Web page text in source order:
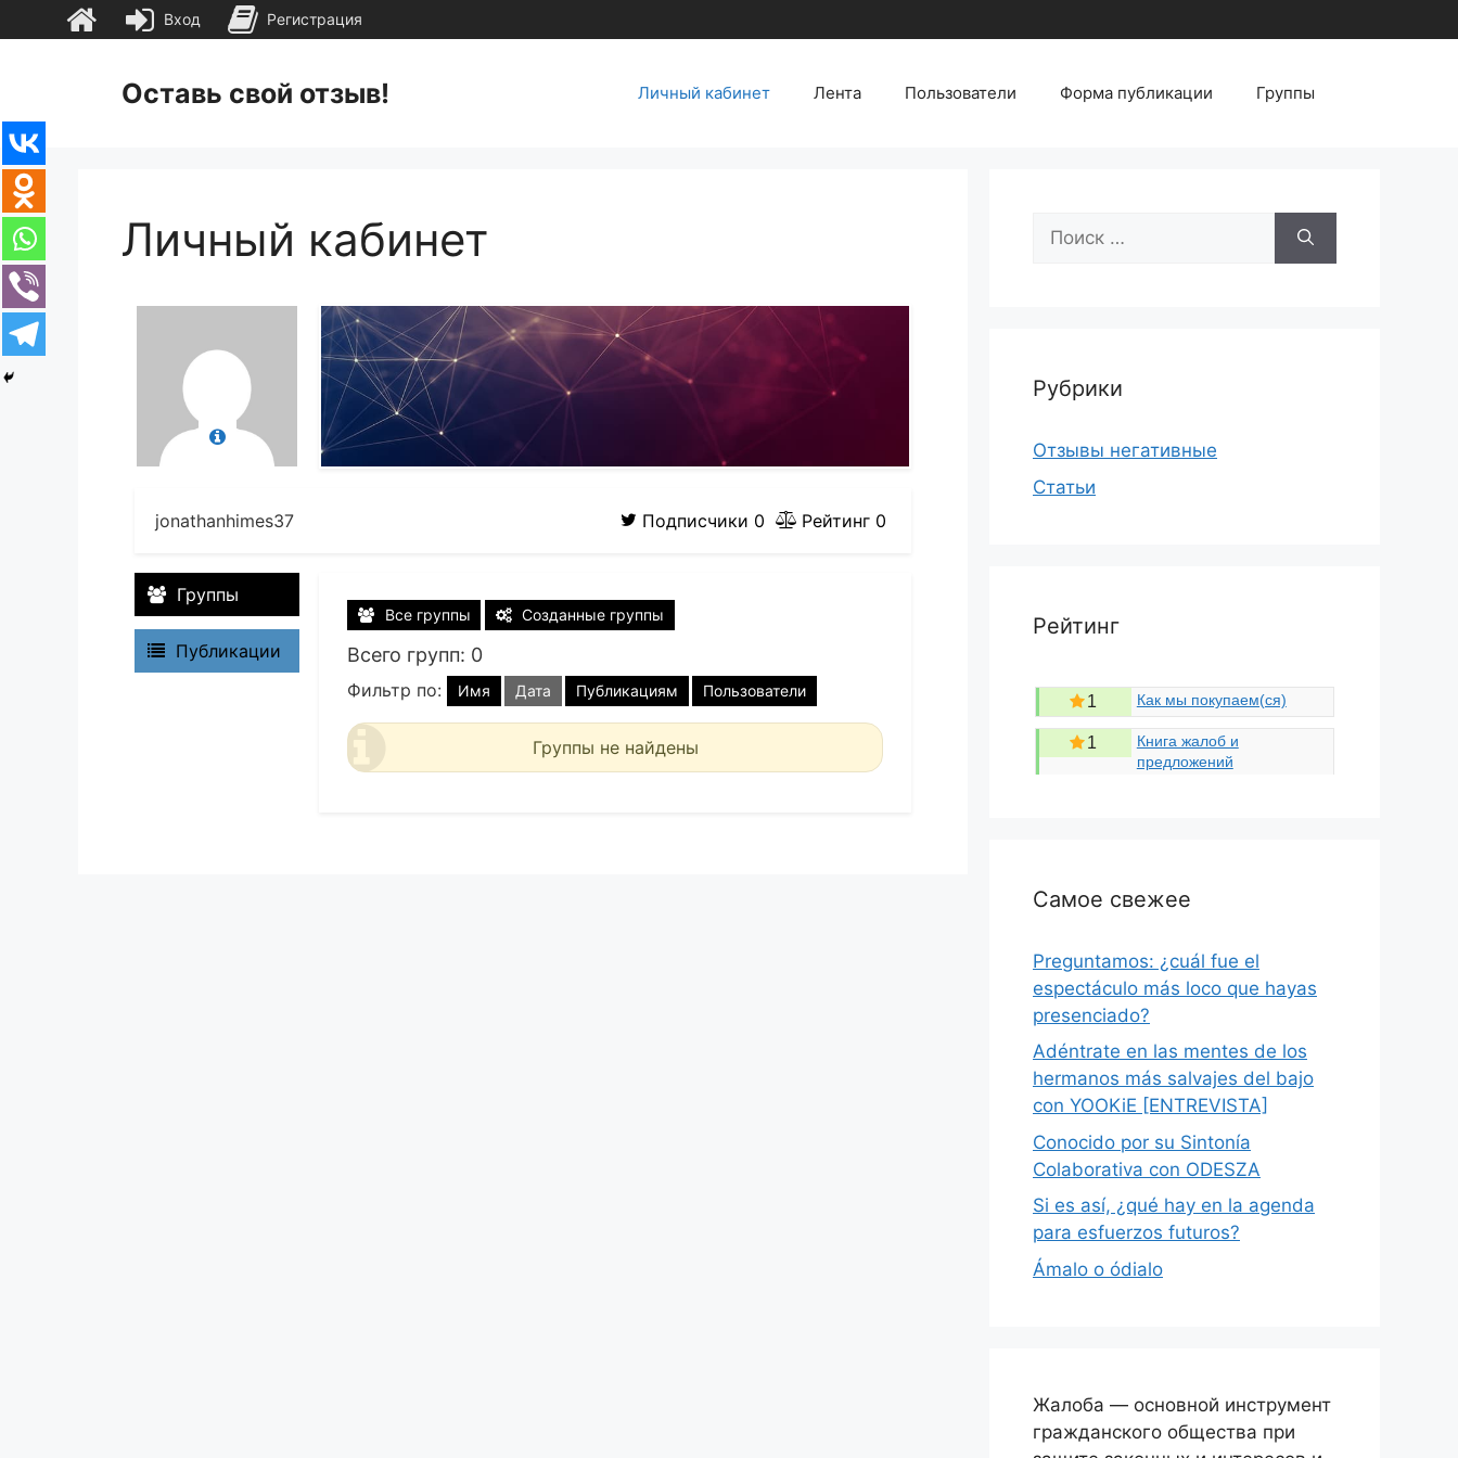
содержимомуОставь свой отзыв! Личный кабинет Лента Пользователи Форма публикации Группы
Личный кабинет
jonathanhimes37 Подписчики 0 Рейтинг 0
Группы
Публикации
Все группы Созданные группы
Всего групп: 0
Фильтр по: Имя Дата Публикациям Пользователи
Группы не найдены
Поиск:
Рубрики
Отзывы негативные
Статьи
Рейтинг
1 Как мы покупаем(ся)
1
Книга жалоб и
предложений
Самое свежее
Preguntamos: ¿cuál fue el
espectáculo más loco que hayas
presenciado?
Adéntrate en las mentes de los
hermanos más salvajes del bajo
con YOOKiE [ENTREVISTA]
Conocido por su Sintonía
Colaborativa con ODESZA
Si es así, ¿qué hay en la agenda
para esfuerzos futuros?
Ámalo o ódialo
Жалоба — основной инструмент
гражданского общества при
Вход Регистрация